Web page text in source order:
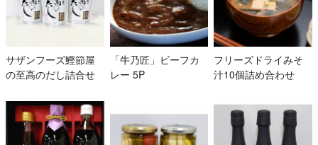
サザンフーズ鰹節屋
の至高のだし詰合せ
「牛乃匠」ビーフカ
レー 5P
フリーズドライみそ
汁10個詰め合わせ